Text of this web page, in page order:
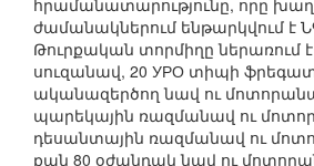
հրամանատարությունը, որը
ժամանակներում ենթարկվում է
Թուրքական տորմիղը ներառում է
սուզանավ, 20 УРО տիպի
ականազերծող նավ ու
պարեկային ռազմանավ ու
դեսանտային ռազմանավ ու
քան 80 օժանդակ նավ ու